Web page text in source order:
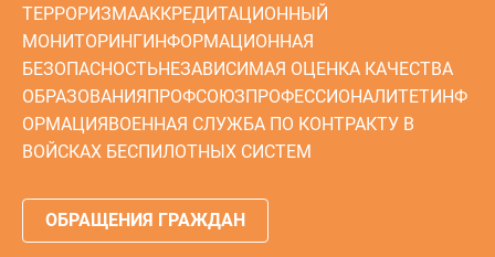
ТЕРРОРИЗМААККРЕДИТАЦИОННЫЙ
МОНИТОРИНГИНФОРМАЦИОННАЯ
БЕЗОПАСНОСТЬНЕЗАВИСИМАЯ ОЦЕНКА КАЧЕСТВА
ОБРАЗОВАНИЯПРОФСОЮЗПРОФЕССИОНАЛИТЕТИНФ
ОРМАЦИЯВОЕННАЯ СЛУЖБА ПО КОНТРАКТУ В
ВОЙСКАХ БЕСПИЛОТНЫХ СИСТЕМ
ОБРАЩЕНИЯ ГРАЖДАН